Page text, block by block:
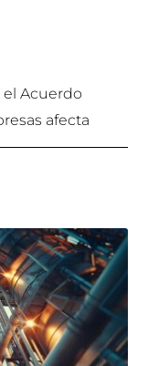
el Acuerdo
afecta